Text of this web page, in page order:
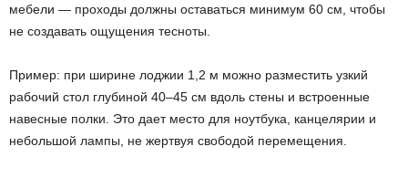
мебели — проходы должны оставаться минимум 60 см, чтобы
не создавать ощущения тесноты.
Пример: при ширине лоджии 1,2 м можно разместить узкий
рабочий стол глубиной 40–45 см вдоль стены и встроенные
навесные полки. Это дает место для ноутбука, канцелярии и
небольшой лампы, не жертвуя свободой перемещения.